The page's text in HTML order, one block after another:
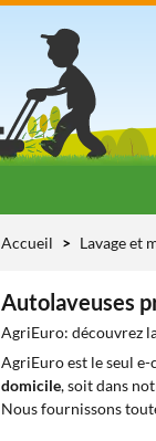
Accueil Lavage et
Autolaveuses
AgriEuro: découvrez
AgriEuro est le seul
domicile, soit dans
Nous fournissons